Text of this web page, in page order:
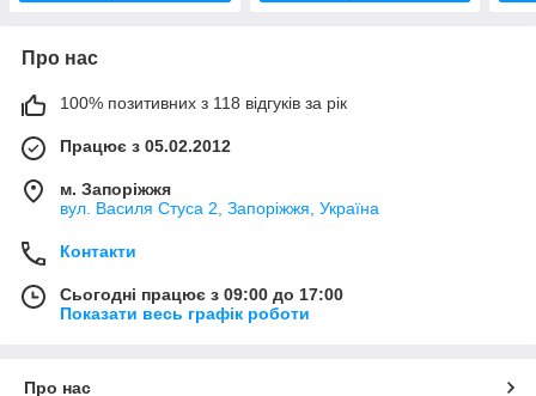
Про нас
100% позитивних з 118 відгуків за рік
Працює з 05.02.2012
м. Запоріжжя
вул. Василя Стуса 2, Запоріжжя, Україна
Контакти
Сьогодні працює з 09:00 до 17:00
Показати весь графік роботи
Про нас